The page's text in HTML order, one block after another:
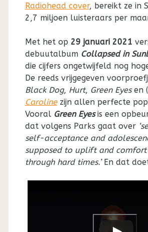
Radiohead cover, bereikt ze in
2,7 miljoen luisteraars per
Met het op 29 januari 2021
debuutalbum Collapsed in
die cijfers ongetwijfeld nog
De reeds vrijgegeven
Black Dog, Hurt, Green Eyesen
Carolinezijn allen perfecte
Vooral Green Eyesis een
dat volgens Parks gaat over
self-acceptance and
supposed to uplift and comfort
through hard times.’En dat